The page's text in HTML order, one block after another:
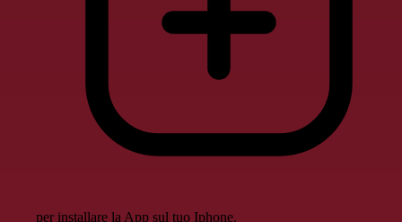
per installare la App sul tuo Iphone.